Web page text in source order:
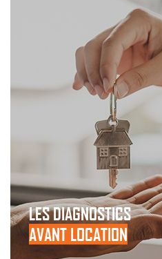
LES DIAGNOSTICS
AVANT LOCATION